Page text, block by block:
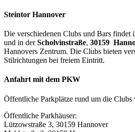
Steintor Hannover
Die verschiedenen Clubs und Bars findet
und in derScholvinstraße, 30159
Hannovers Zentrum. Die Clubs bieten
Stilrichtungen bei freiem Eintritt.
Anfahrt mit dem PKW
Öffentliche Parkplätze rund um die Clubs
Öffentliche Parkhäuser:
Lützowstraße 3, 30159 Hannover